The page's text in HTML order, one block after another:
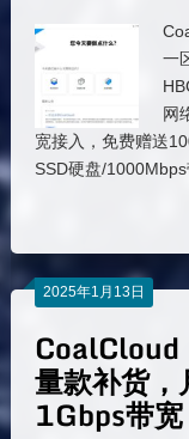
一
网
宽接入，免费赠送
SSD硬盘/
2025年1月13日
CoalCloud
量款补货
1Gbps带宽